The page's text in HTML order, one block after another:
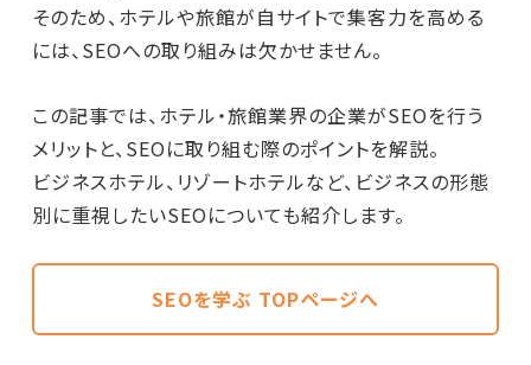
そのため、ホテルや旅館が自サイトで集客力を高める
には、SEOへの取り組みは欠かせません。
この記事では、ホテル・旅館業界の企業がSEOを行う
メリットと、SEOに取り組む際のポイントを解説。
ビジネスホテル、リゾートホテルなど、ビジネスの形態
別に重視したいSEOについても紹介します。
SEOを学ぶ TOPページへ